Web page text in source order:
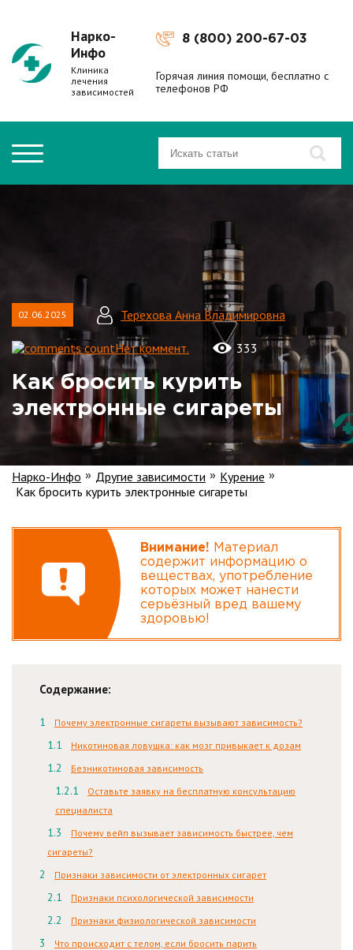
Нарко-
Инфо
Клиника
лечения
зависимостей
8 (800) 200-67-03
Горячая линия помощи, бесплатно с
телефонов РФ
02.06.2025 Терехова Анна Владимировна
Нет коммент. 333
Как бросить курить
электронные сигареты
Нарко-Инфо » Другие зависимости » Курение »
Как бросить курить электронные сигареты
Внимание! Материал
содержит информацию о
веществах, употребление
которых может нанести
серьёзный вред вашему
здоровью!
Содержание:
Почему электронные сигареты вызывают зависимость?
Никотиновая ловушка: как мозг привыкает к дозам
Безникотиновая зависимость
Оставьте заявку на бесплатную консультацию
специалиста
Почему вейп вызывает зависимость быстрее, чем
сигареты?
Признаки зависимости от электронных сигарет
Признаки психологической зависимости
Признаки физиологической зависимости
Что происходит с телом, если бросить парить